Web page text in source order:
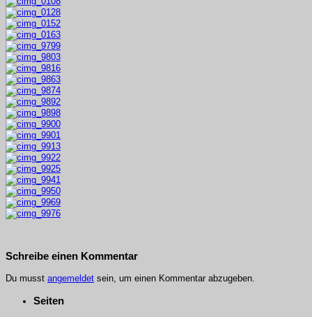
Schreibe einen Kommentar
Du musst angemeldet sein, um einen Kommentar abzugeben.
Seiten